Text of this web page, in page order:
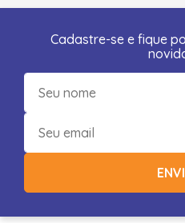
Cadastre-se e fique